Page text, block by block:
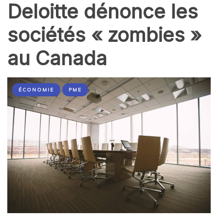
Deloitte dénonce les
sociétés « zombies »
au Canada
ÉCONOMIE PME